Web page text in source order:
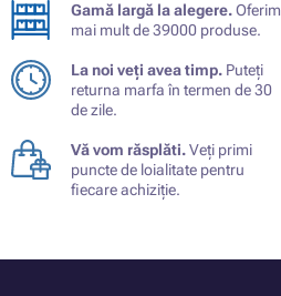
Gamă largă la alegere.Oferim
mai mult de 39000 produse.
La noi veți avea timp. Puteți
returna marfa în termen de 30
de zile.
Vă vom răsplăti.Veți primi
puncte de loialitate pentru
fiecare achiziție.